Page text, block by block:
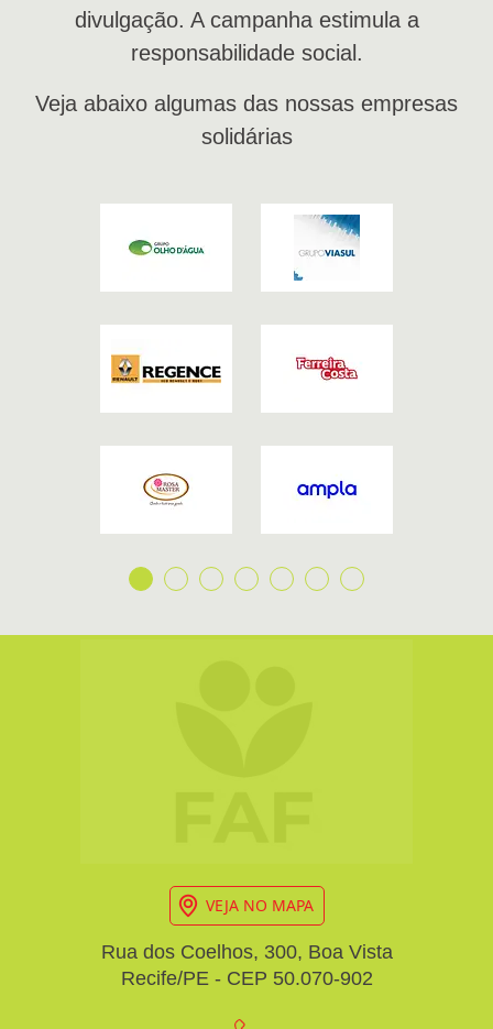
divulgação. A campanha estimula a
responsabilidade social.
Veja abaixo algumas das nossas empresas
solidárias
VEJA NO MAPA
Rua dos Coelhos, 300, Boa Vista
Recife/PE - CEP 50.070-902